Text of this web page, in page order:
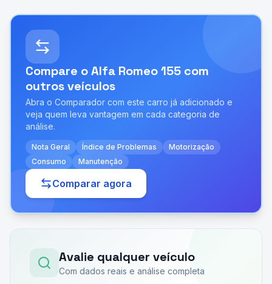
Compare oAlfa Romeo 155 com
outros veículos
Abra o Comparador com este carro já adicionado e
veja quem leva vantagem em cada categoria de
análise.
Nota Geral Índice de Problemas
Motorização
Consumo
Manutenção
Comparar agora
Avalie qualquer veículo
Com dados reais e análise completa